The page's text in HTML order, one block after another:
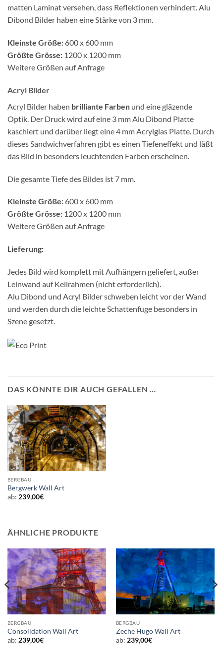
matten Laminat versehen, dass Reflektionen verhindert. Alu
Dibond Bilder haben eine Stärke von 3 mm.
Kleinste Größe: 600 x 600 mm
Größte Grösse: 1200 x 1200 mm
Weitere Größen auf Anfrage
Acryl Bilder
Acryl Bilder haben brilliante Farben und eine gläzende
Optik. Der Druck wird auf eine 3 mm Alu Dibond Platte
kaschiert und darüber liegt eine 4 mm Acrylglas Platte. Durch
dieses Sandwichverfahren gibt es einen Tiefeneffekt und läßt
das Bild in besonders leuchtenden Farben erscheinen.
Die gesamte Tiefe des Bildes ist 7 mm.
Kleinste Größe: 600 x 600 mm
Größte Grösse: 1200 x 1200 mm
Weitere Größen auf Anfrage
Lieferung:
Jedes Bild wird komplett mit Aufhängern geliefert, außer
Leinwand auf Keilrahmen (nicht erforderlich).
Alu Dibond und Acryl Bilder schweben leicht vor der Wand
und werden durch die leichte Schattenfuge besonders in
Szene gesetzt.
DAS KÖNNTE DIR AUCH GEFALLEN …
BERGBAU
Bergwerk Wall Art
ab: 239,00€
ÄHNLICHE PRODUKTE
BERGBAU
Consolidation Wall Art
ab: 239,00€
BERGBAU
Zeche Hugo Wall Art
ab: 239,00€